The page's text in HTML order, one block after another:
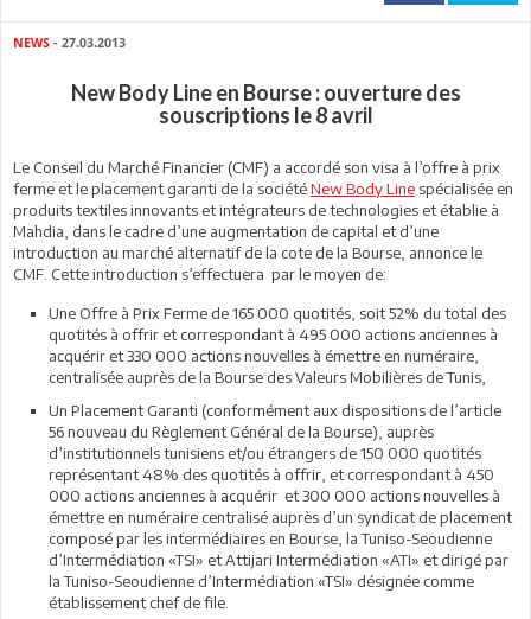
NEWS - 27.03.2013
New Body Line en Bourse : ouverture des
souscriptions le 8 avril
Le Conseil du Marché Financier (CMF) a accordé son visa à l’offre à prix
ferme et le placement garanti de la sociétéNew Body Line spécialisée en
produits textiles innovants et intégrateurs de technologies et établie à
Mahdia, dans le cadre d’une augmentation de capital et d’une
introduction au marché alternatif de la cote de la Bourse, annonce le
CMF. Cette introduction s’effectuera par le moyen de:
Une Offre à Prix Ferme de 165 000 quotités, soit 52% du total des
quotités à offrir et correspondant à 495 000 actions anciennes à
acquérir et 330 000 actions nouvelles à émettre en numéraire,
centralisée auprès de la Bourse des Valeurs Mobilières de Tunis,
Un Placement Garanti (conformément aux dispositions de l’article
56 nouveau du Règlement Général de la Bourse), auprès
d’institutionnels tunisiens et/ou étrangers de 150 000 quotités
représentant 48% des quotités à offrir, et correspondant à 450
000 actions anciennes à acquérir et 300 000 actions nouvelles à
émettre en numéraire centralisé auprès d’un syndicat de placement
composé par les intermédiaires en Bourse, la Tuniso-Seoudienne
d’Intermédiation «TSI» et Attijari Intermédiation «ATI» et dirigé par
la Tuniso-Seoudienne d’Intermédiation «TSI» désignée comme
établissement chef de file.